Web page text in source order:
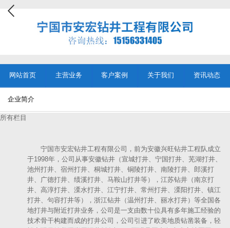
网站首页 主营业务 客户案例 关于我们 资讯动态
企业简介
所有栏目
宁国市安宏钻井工程有限公司，前为安徽兴旺钻井工程队成立
于1998年，公司从事安徽钻井（宣城打井、宁国打井、芜湖打井、
池州打井、宿州打井、桐城打井、铜陵打井、南陵打井、郎溪打
井、广德打井、绩溪打井、马鞍山打井等），江苏钻井（南京打
井、高淳打井、溧水打井、江宁打井、常州打井、溧阳打井、镇江
打井、句容打井等），浙江钻井（温州打井、丽水打井）等全国各
地打井与附近打井业务，公司是一支由数十位具有多年施工经验的
技术骨干构建而成的打井公司，公司引进了欧美地质钻凿装备，轻